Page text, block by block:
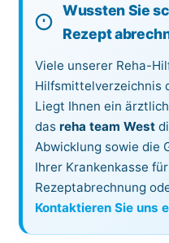
Wussten Sie
Rezept
Viele unserer Reha-
Hilfsmittelverzeichnis
Liegt Ihnen ein
das reha team West
Abwicklung sowie die
Ihrer Krankenkasse
Rezeptabrechnung
Kontaktieren Sie uns